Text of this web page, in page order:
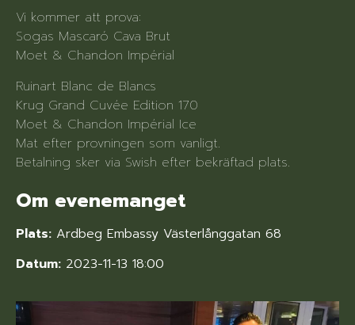
Vi kommer att prova:
Sogas Mascaró Cava Brut
Moet & Chandon Impérial
Ruinart Blanc de Blancs
Krug Grand Cuvée Edition 170
Moet & Chandon Impérial Ice
Mat efter provningen som vanligt.
Betalning sker via Swish efter bekräftad plats.
Om evenemanget
Plats: Ardbeg Embassy Västerlånggatan 68
Datum: 2023-11-13 18:00